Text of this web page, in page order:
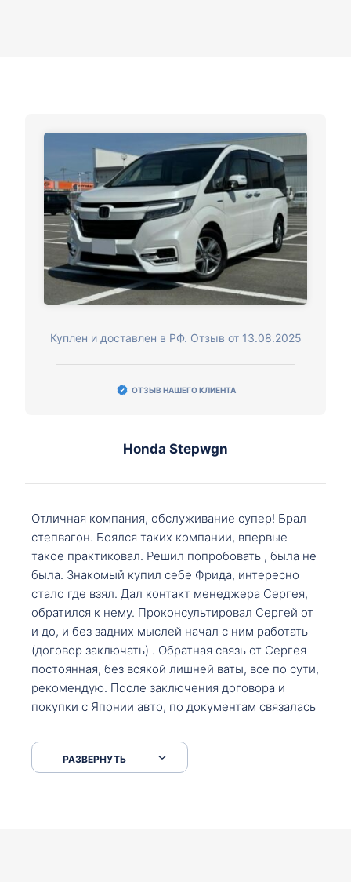
Куплен и доставлен в РФ. Отзыв от 13.08.2025
ОТЗЫВ НАШЕГО КЛИЕНТА
Honda Stepwgn
Отличная компания, обслуживание супер! Брал
степвагон. Боялся таких компании, впервые
такое практиковал. Решил попробовать , была не
была. Знакомый купил себе Фрида, интересно
стало где взял. Дал контакт менеджера Сергея,
обратился к нему. Проконсультировал Сергей от
и до, и без задних мыслей начал с ним работать
(договор заключать) . Обратная связь от Сергея
постоянная, без всякой лишней ваты, все по сути,
рекомендую. После заключения договора и
покупки с Японии авто, по документам связалась
что заполнить, куда зайти, образцы и т.д. После
приехал за авто. Меня тепло встретили Сергей с
РАЗВЕРНУТЬ